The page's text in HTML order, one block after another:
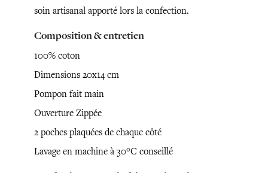
soin artisanal apporté lors la confection.
Composition & entretien
100% coton
Dimensions 20x14 cm
Pompon fait main
Ouverture Zippée
2 poches plaquées de chaque côté
Lavage en machine à 30°C conseillé